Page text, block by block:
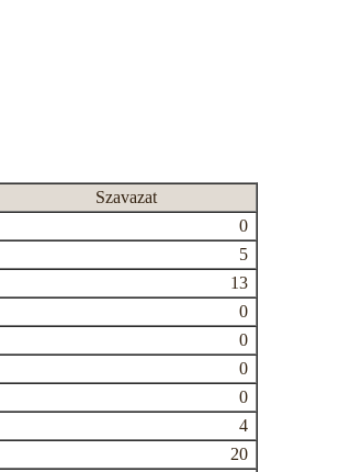
Szavazat
0
5
13
0
0
0
0
4
20